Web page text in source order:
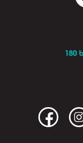
180